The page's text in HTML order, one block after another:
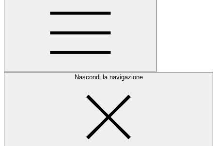
Nascondi la navigazione